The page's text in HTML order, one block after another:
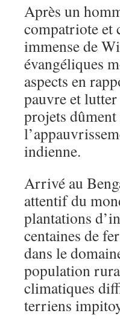
Après un
compatriote et
immense de
évangéliques
aspects en
pauvre et
projets
indienne.
Arrivé au
attentif du
plantations
centaines de
dans le
population
climatiques
terriens